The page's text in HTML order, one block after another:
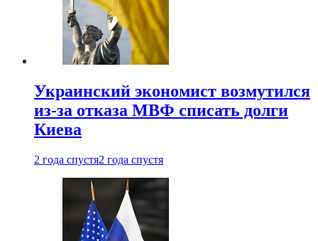
Украинский экономист возмутился
из-за отказа МВФ списать долги
Киева
2 года спустя2 года спустя